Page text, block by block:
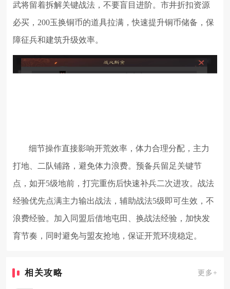
武将留着拆解关键战法，不要盲目进阶。市井折扣资源
必买，200玉换铜币的道具拉满，快速提升铜币储备，保
障征兵和建筑升级效率。
细节操作直接影响开荒效率，体力合理分配，主力
打地、二队铺路，避免体力浪费。预备兵留足关键节
点，如开5级地前，打完重伤后快速补兵二次进攻。战法
经验优先点满主力输出战法，辅助战法5级即可生效，不
浪费经验。加入同盟后借地屯田、换战法经验，加快发
育节奏，同时避免与盟友抢地，保证开荒环境稳定。
相关攻略 更多+